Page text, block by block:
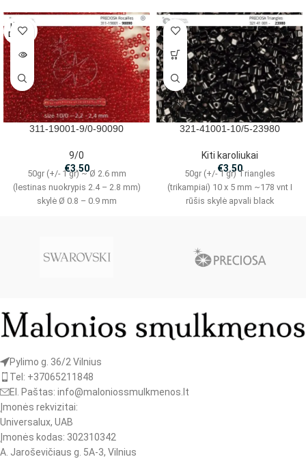
IŠPAR
DUOTA
311-19001-9/0-90090
9/0
€3.50
50gr (+/- 1 gr) ~ Ø 2.6 mm
(lestinas nuokrypis 2.4 – 2.8 mm)
skylė Ø 0.8 – 0.9 mm
321-41001-10/5-23980
Kiti karoliukai
€3.50
50gr (+/- 1 gr) Triangles
(trikampiai) 10 x 5 mm ~178 vnt I
rūšis skylė apvali black
Pylimo g. 36/2 Vilnius
Tel: +37065211848
El. Paštas: info@maloniossmulkmenos.lt
Įmonės rekvizitai:
Universalux, UAB
Įmonės kodas: 302310342
A. Jaroševičiaus g. 5A-3, Vilnius